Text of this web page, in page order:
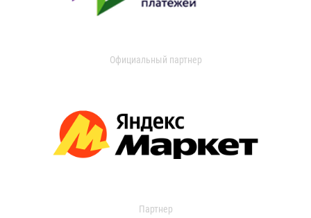
Официальный партнер
Партнер